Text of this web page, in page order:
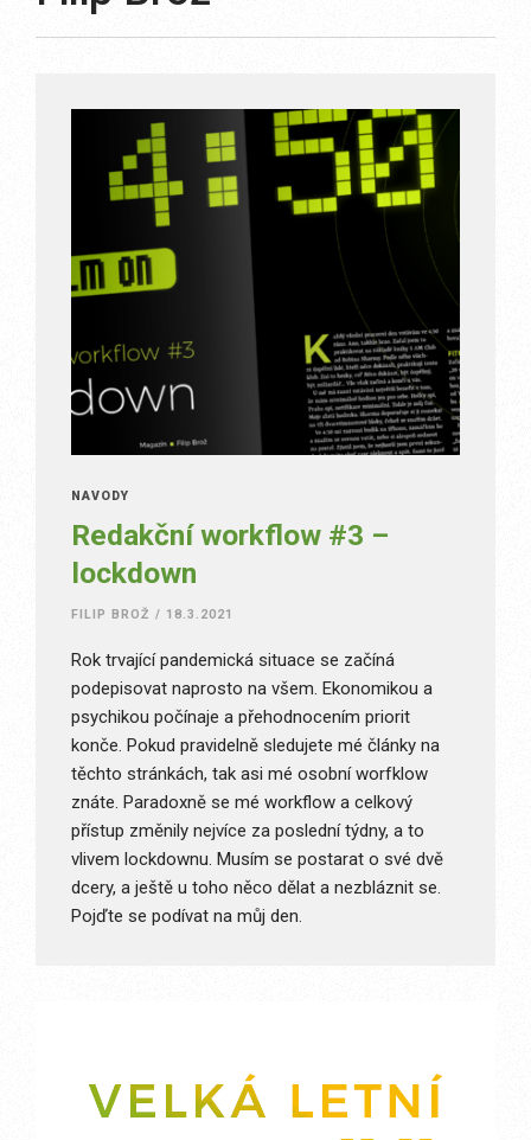
NÁVODY
Redakční workflow #3 –
lockdown
FILIP BROŽ / 18.3.2021
Rok trvající pandemická situace se začíná
podepisovat naprosto na všem. Ekonomikou a
psychikou počínaje a přehodnocením priorit
konče. Pokud pravidelně sledujete mé články na
těchto stránkách, tak asi mé osobní worfklow
znáte. Paradoxně se mé workflow a celkový
přístup změnily nejvíce za poslední týdny, a to
vlivem lockdownu. Musím se postarat o své dvě
dcery, a ještě u toho něco dělat a nezbláznit se.
Pojďte se podívat na můj den.